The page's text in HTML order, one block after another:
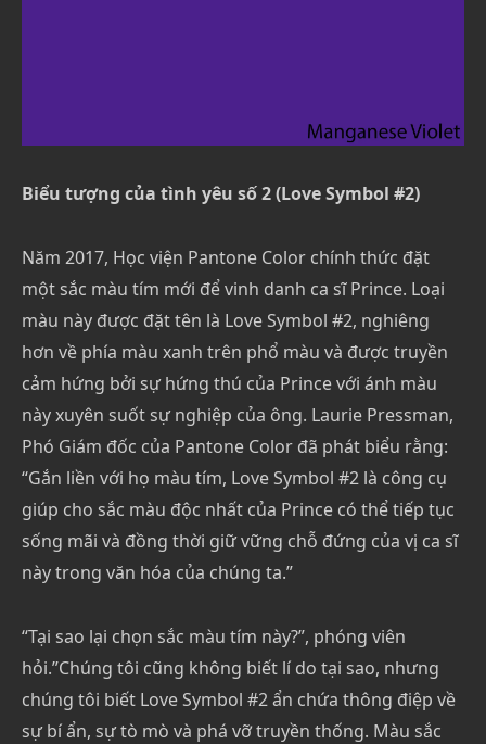
Biểu tượng của tình yêu số 2 (Love Symbol #2)
Năm 2017, Học viện Pantone Color chính thức đặt
một sắc màu tím mới để vinh danh ca sĩ Prince. Loại
màu này được đặt tên là Love Symbol #2, nghiêng
hơn về phía màu xanh trên phổ màu và được truyền
cảm hứng bởi sự hứng thú của Prince với ánh màu
này xuyên suốt sự nghiệp của ông. Laurie Pressman,
Phó Giám đốc của Pantone Color đã phát biểu rằng:
“Gắn liền với họ màu tím, Love Symbol #2 là công cụ
giúp cho sắc màu độc nhất của Prince có thể tiếp tục
sống mãi và đồng thời giữ vững chỗ đứng của vị ca sĩ
này trong văn hóa của chúng ta.”
“Tại sao lại chọn sắc màu tím này?”, phóng viên
hỏi.”Chúng tôi cũng không biết lí do tại sao, nhưng
chúng tôi biết Love Symbol #2 ẩn chứa thông điệp về
sự bí ẩn, sự tò mò và phá vỡ truyền thống. Màu sắc